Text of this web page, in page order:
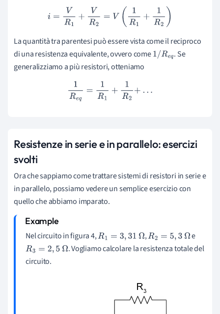
V +V 2= V(1 R 1 )
La quantità tra parentesi può essere vista come il reciproco
di una resistenza equivalente, ovvero come1/Req . Se
generalizziamo a più resistori, otteniamo
1 Re q=1R 1+1R2+...
Resistenze in serie e in parallelo: esercizi
svolti
Ora che sappiamo come trattare sistemi di resistori in serie e
in parallelo, possiamo vedere un semplice esercizio con
quello che abbiamo imparato.
Nel circuito in figura 4,R1= 3,31Ω ,R2= 5,3 Ω
e
R3= 2,5 Ω
. Vogliamo calcolare la resistenza totale del
circuito.